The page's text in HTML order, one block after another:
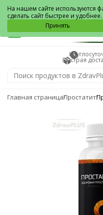
Среднеуральск
Быстрая
Главная страницаПростатит
На нашем сайте используются
сделать сайт быстрее и удобнее.
Принять